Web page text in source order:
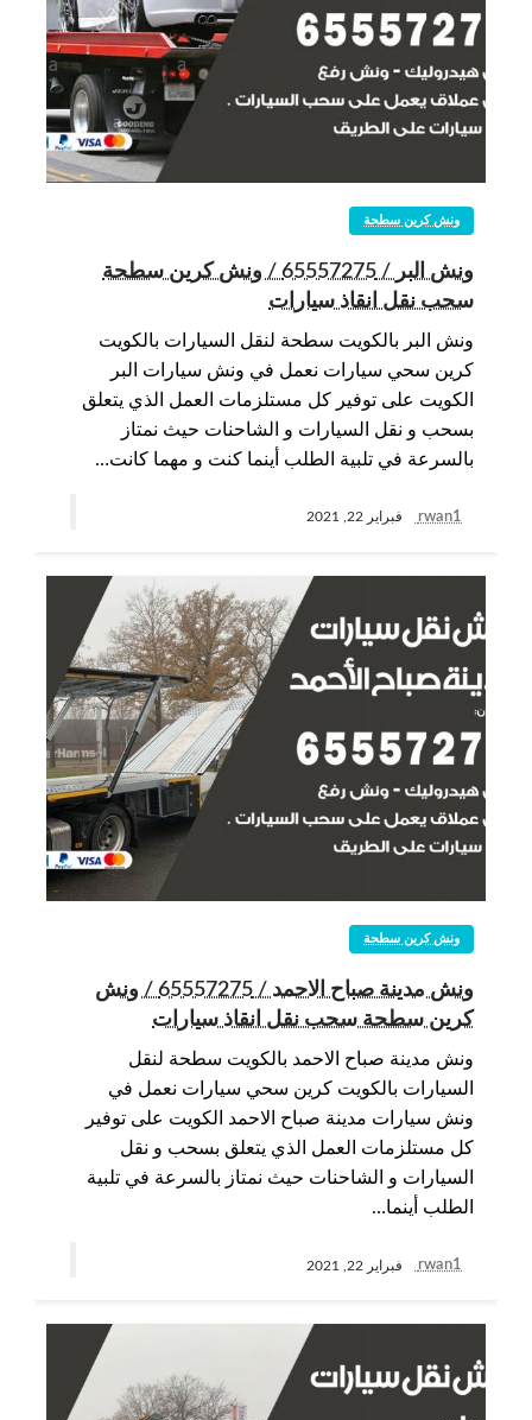
ونش كرين سطحة
ونش البر / 65557275 / ونش كرين سطحة
سحب نقل انقاذ سيارات
ونش البر بالكويت سطحة لنقل السيارات بالكويت
كرين سحي سيارات نعمل في ونش سيارات البر
الكويت على توفير كل مستلزمات العمل الذي يتعلق
بسحب و نقل السيارات و الشاحنات حيث نمتاز
بالسرعة في تلبية الطلب أينما كنت و مهما كانت…
rwan1 فبراير 22, 2021
ونش كرين سطحة
ونش مدينة صباح الاحمد / 65557275 / ونش
كرين سطحة سحب نقل انقاذ سيارات
ونش مدينة صباح الاحمد بالكويت سطحة لنقل
السيارات بالكويت كرين سحي سيارات نعمل في
ونش سيارات مدينة صباح الاحمد الكويت على توفير
كل مستلزمات العمل الذي يتعلق بسحب و نقل
السيارات و الشاحنات حيث نمتاز بالسرعة في تلبية
الطلب أينما…
rwan1 فبراير 22, 2021